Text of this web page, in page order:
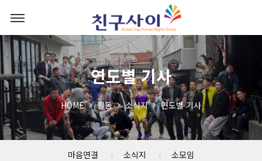
연도별 기사
HOME 활동 소식지 연도별 기사
마음연결 소식지 소모임